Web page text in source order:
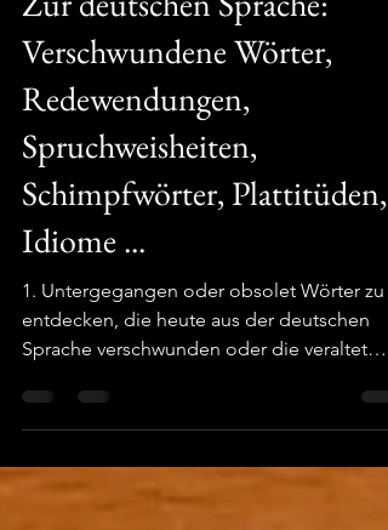
Zur deutschen Sprache:
Verschwundene Wörter,
Redewendungen,
Spruchweisheiten,
Schimpfwörter, Plattitüden,
Idiome ...
1. Untergegangen oder obsolet Wörter zu
entdecken, die heute aus der deutschen
Sprache verschwunden oder die veraltet
sind, hat eine besondere Faszination. Viele